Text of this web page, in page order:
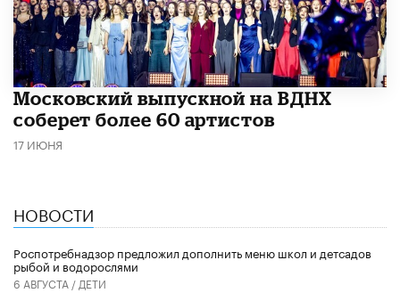
Московский выпускной на ВДНХ
соберет более 60 артистов
17 ИЮНЯ
НОВОСТИ
Роспотребнадзор предложил дополнить меню школ и детсадов
рыбой и водорослями
6 АВГУСТА / ДЕТИ